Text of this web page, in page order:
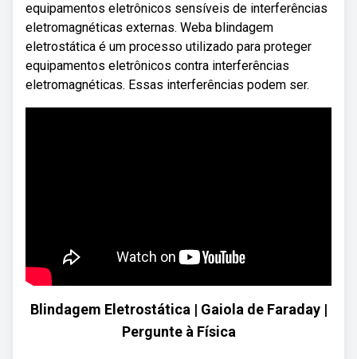
equipamentos eletrônicos sensíveis de interferências
eletromagnéticas externas. Weba blindagem
eletrostática é um processo utilizado para proteger
equipamentos eletrônicos contra interferências
eletromagnéticas. Essas interferências podem ser.
Blindagem Eletrostática | Gaiola de Faraday |
Pergunte à Física